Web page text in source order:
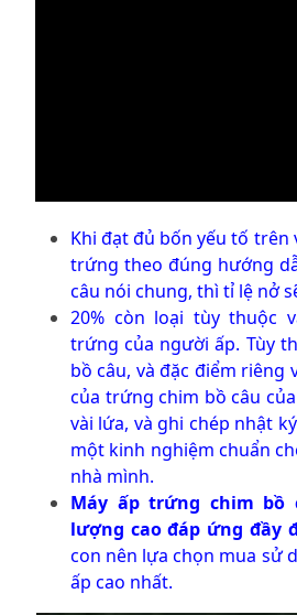
Khi đạt đủ bốn yếu tố trên
trứng theo đúng hướng
câu nói chung, thì tỉ lệ nở
20% còn loại tùy thuộc
trứng của người ấp. Tùy
bồ câu, và đặc điểm riêng
của trứng chim bồ câu
vài lứa, và ghi chép nhật
một kinh nghiệm chuẩn
nhà mình.
Máy ấp trứng chim bồ
lượng caođáp ứng đầy
con nên lựa chọn mua sử
ấp cao nhất.